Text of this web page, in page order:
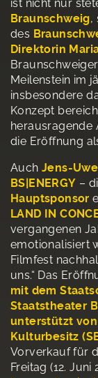
ist nicht nur
Braunschweig,
des
Direktorin
Meilenstein im
insbesondere
Konzept
herausragende
die Eröffnung
Auch Jens-
BS|ENERGY –
Hauptsponsor
LAND IN
vergangenen
emotionalisiert
Filmfest
uns.“ Das
mit dem
Staatstheater
unterstützt
Kulturbesitz
Vorverkauf für
Freitag (12.